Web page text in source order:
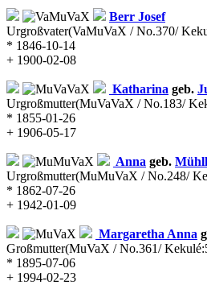
Berr Josef
Urgroßvater(VaMuVaX / No.370/
* 1846-10-14
+ 1900-02-08
Katharina geb.
Urgroßmutter(MuVaVaX / No.183/
* 1855-01-26
+ 1906-05-17
Anna geb.
Urgroßmutter(MuMuVaX / No.248/
* 1862-07-26
+ 1942-01-09
Margaretha Anna
Großmutter(MuVaX / No.361/
* 1895-07-06
+ 1994-02-23